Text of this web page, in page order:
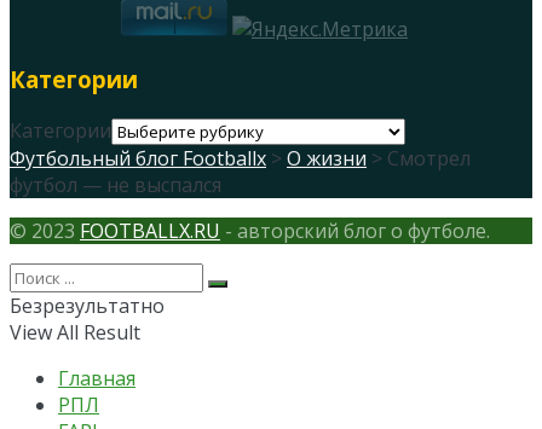
Категории
Категории
Футбольный блог Footballx > О жизни > Смотрел
футбол — не выспался
© 2023 FOOTBALLX.RU - авторский блог о футболе.
Безрезультатно
View All Result
Главная
РПЛ